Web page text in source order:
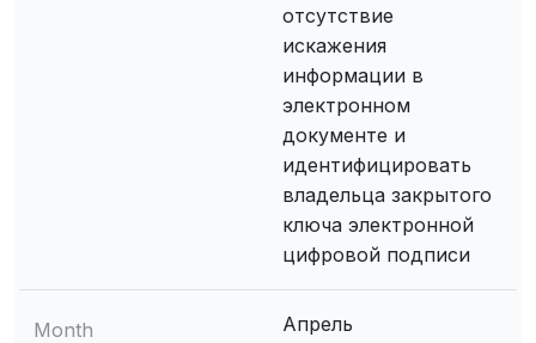
отсутствие
искажения
информации в
электронном
документе и
идентифицировать
владельца закрытого
ключа электронной
цифровой подписи
Month Апрель